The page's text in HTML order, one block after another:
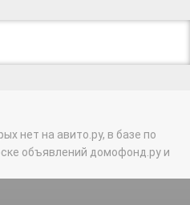
нет на авито.ру, в базе по
объявлений домофонд.ру и